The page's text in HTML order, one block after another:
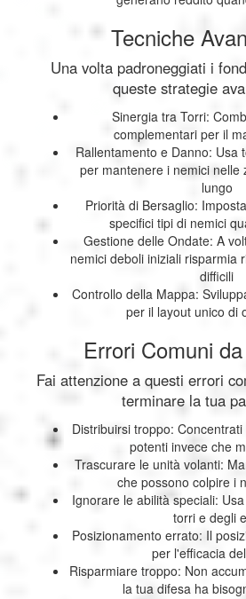
Tecniche
Una volta padroneggiati i
queste strategie
Sinergia tra Torri:
complementari per il
Rallentamento e Danno: Usa
per mantenere i nemici nelle
lungo
Priorità di Bersaglio:
specifici tipi di nemici
Gestione delle Ondate: A
nemici deboli iniziali risparmia
difficili
Controllo della Mappa:
per il layout unico di
Errori Comuni
Fai attenzione a questi errori
terminare la tua
Distribuirsi troppo:
potenti invece che
Trascurare le unità volanti:
che possono colpire i
Ignorare le abilità speciali:
torri e degli
Posizionamento errato: Il
per l'efficacia
Risparmiare troppo: Non
la tua difesa ha